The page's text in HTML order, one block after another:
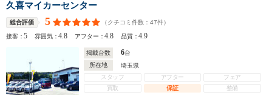
久喜マイカーセンター
総合評価 5 （クチコミ件数： 47件）
接客：5 雰囲気：4.8 アフター：4.8 品質：4.9
掲載台数 6台
所在地
埼玉県
スタッフ
アフター
フェア
買取
保証
整備